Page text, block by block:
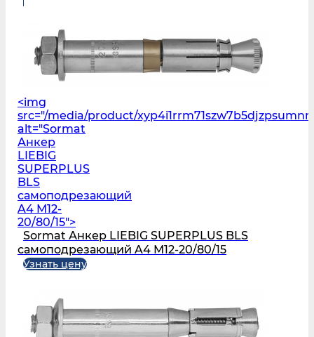
<img
src="/media/product/
alt="Sormat
Анкер
LIEBIG
SUPERPLUS
BLS
самоподрезающий
A4 M12-
20/80/15">
Sormat Анкер LIEBIG SUPERPLUS BLS
самоподрезающий A4 M12-20/80/15
Узнать цену